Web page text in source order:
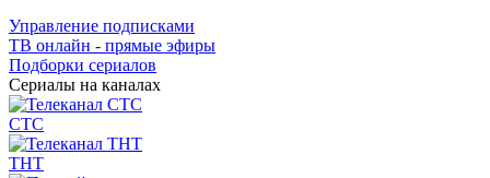
Управление подписками
ТВ онлайн - прямые эфиры
Подборки сериалов
Сериалы на каналах
СТС
ТНТ